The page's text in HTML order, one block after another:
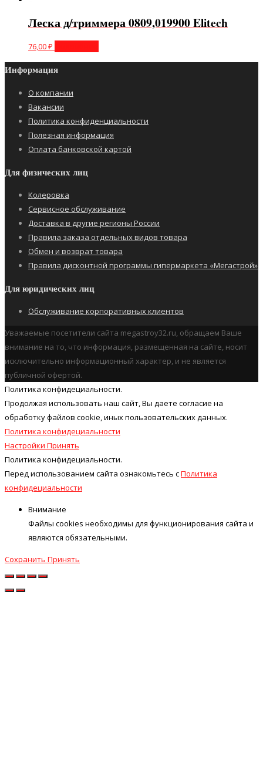
Леска д/триммера 0809,019900 Elitech
76,00₽
Информация
О компании
Вакансии
Политика конфиденциальности
Полезная информация
Оплата банковской картой
Для физических лиц
Колеровка
Сервисное обслуживание
Доставка в другие регионы России
Правила заказа отдельных видов товара
Обмен и возврат товара
Правила дисконтной программы гипермаркета «Мегастрой»
Для юридических лиц
Обслуживание корпоративных клиентов
Уважаемые посетители сайта megastroy32.ru, обращаем Ваше
внимание на то, что информация, размещенная на сайте, носит
исключительно информационный характер, и не является
публичной офертой.
Политика конфидециальности.
Продолжая использовать наш cайт, Вы даете согласие на
обработку файлов cookie, иных пользовательских данных.
Политика конфидециальности
Настройки Принять
Политика конфидециальности.
Перед использованием сайта ознакомьтесь сПолитика
конфидециальности
Внимание
Файлы cookies необходимы для функционирования сайта и
являются обязательными.
Сохранить Принять